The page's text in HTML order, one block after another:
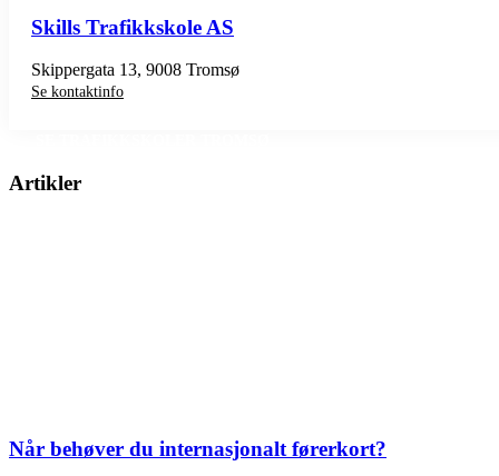
Skills Trafikkskole AS
Skippergata 13, 9008 Tromsø
Se kontaktinfo
Artikler
Når behøver du internasjonalt førerkort?